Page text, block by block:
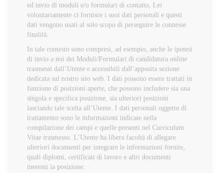
ed invio di moduli e/o formulari di contatto, Lei
volontariamente ci fornisce i suoi dati personali e questi
dati vengono usati al solo scopo di perseguire le connesse
finalità.
In tale contesto sono compresi, ad esempio, anche le ipotesi
di invio a noi dei Moduli/Formulari di candidatura online
trasmessi dall’Utente e accessibili dall’apposita sezione
dedicata sul nostro sito web. I dati possono essere trattati in
funzione di posizioni aperte, che possono includere sia una
singola e specifica posizione, sia ulteriori posizioni
lasciando tale scelta all’Utente. I dati personali oggetto di
trattamento sono le informazioni indicate nella
compilazione dei campi e quelle presenti nel Curriculum
Vitae trasmesso. L’Utente ha libera facoltà di allegare
ulteriori documenti per integrare le informazioni fornite,
quali diplomi, certificati di lavoro e altri documenti
inerenti la posizione.